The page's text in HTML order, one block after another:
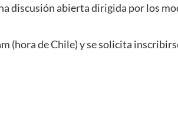
discusión abierta dirigida por los
(hora de Chile) y se solicita